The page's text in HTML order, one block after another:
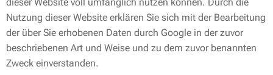
Nutzung dieser Website erklären Sie sich mit der Bearbeitung
der über Sie erhobenen Daten durch Google in der zuvor
beschriebenen Art und Weise und zu dem zuvor benannten
Zweck einverstanden.